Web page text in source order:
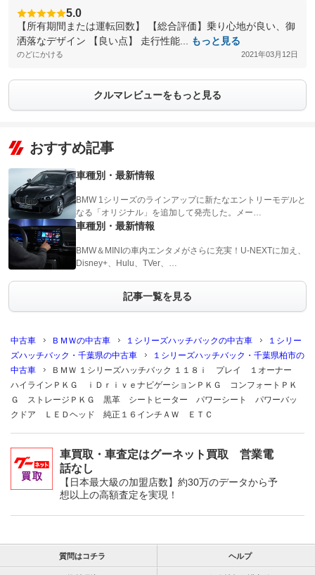
5.0
【所有期間または運転回数】 【総合評価】乗り心地が良い、御
洒落なデザイン 【良い点】 走行性能...
もっと見る
のどにかける 2021年03月12日
クルマレビューをもっと見る
おすすめ記事
車種別・最新情報
BMW 1シリーズのラインアップに新たなエントリーモデルと
なる「オリジナル」を追加して発売した。メー…
車種別・最新情報
BMW＆MINIの車内エンタメがさらに充実！U-NEXTに加え、
Disney+、Hulu、TVer、…
記事一覧を見る
中古車 ＢＭＷの中古車 １シリーズハッチバックの中古車
１シリー
ズハッチバック・千葉県の中古車
１シリーズハッチバック・千葉県柏市の
中古車
ＢＭＷ １シリーズハッチバック １１８ｉ プレイ １オーナー
ハイラインＰＫＧ ｉＤｒｉｖｅナビゲーションＰＫＧ コンフォートＰＫ
Ｇ ストレージＰＫＧ 黒革 シートヒーター パワーシート パワーバッ
クドア ＬＥＤヘッド 純正１６インチＡＷ ＥＴＣ
車買取・車査定はグーネット買取 営業電
話なし
【日本最大級の加盟店数】約30万のデータから予
想以上の高額査定を実現！
質問はコチラ ヘルプ